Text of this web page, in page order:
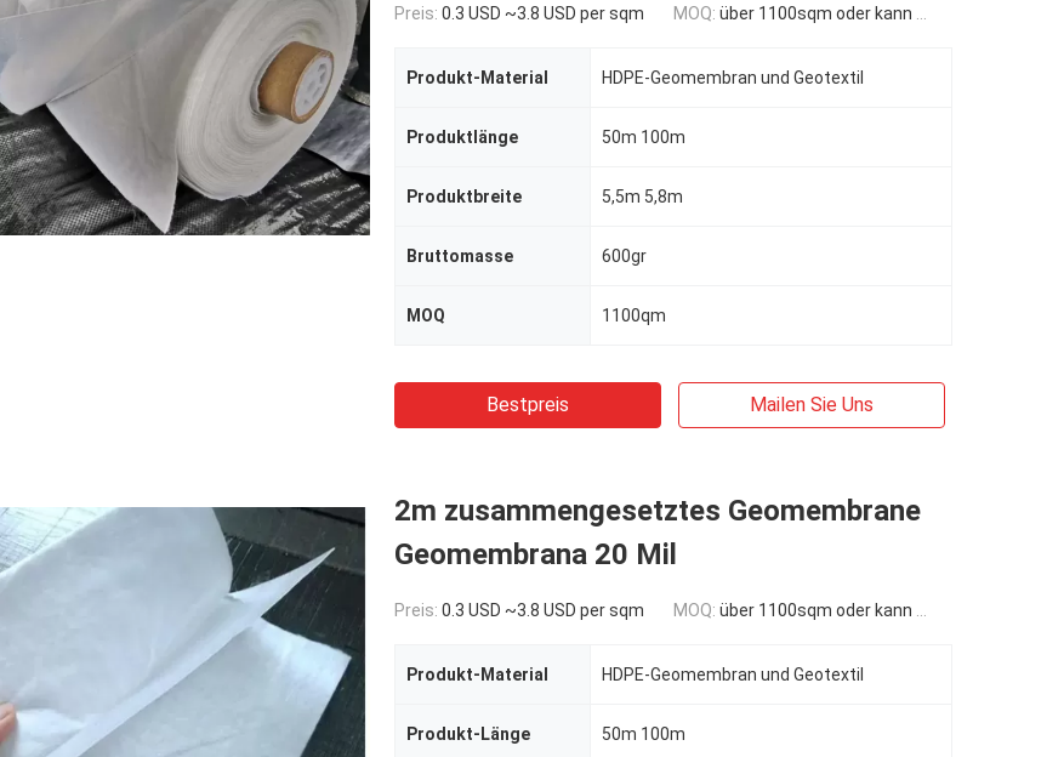
Preis: 0.3 USD ~3.8 USD per sqm MOQ: über 1100sqm oder kann verhandelt werden
Produkt-Material HDPE-Geomembran und Geotextil
Produktlänge 50m 100m
Produktbreite 5,5m 5,8m
Bruttomasse 600gr
MOQ 1100qm
Bestpreis Mailen Sie Uns
2m zusammengesetztes Geomembrane
Geomembrana 20 Mil
Preis: 0.3 USD ~3.8 USD per sqm MOQ: über 1100sqm oder kann verhandelt werden
Produkt-Material HDPE-Geomembran und Geotextil
Produkt-Länge 50m 100m